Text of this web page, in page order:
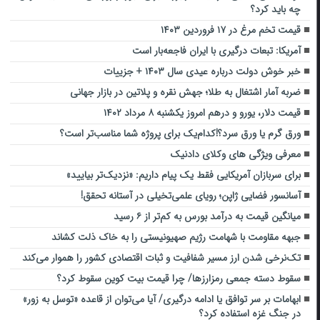
چه باید کرد؟
قیمت تخم مرغ در ۱۷ فروردین ۱۴۰۳
آمریکا: تبعات درگیری با ایران فاجعه‌بار است
خبر خوش دولت درباره عیدی سال ۱۴۰۳ + جزییات
ضربه آمار اشتغال به طلا؛ جهش نقره و پلاتین در بازار جهانی
قیمت دلار، یورو و درهم امروز یکشنبه ۸ مرداد ۱۴۰۲
ورق گرم یا ورق سرد؟!کدام‌یک برای پروژه شما مناسب‌تر است؟
معرفی ویژگی های وکلای دادنیک
برای سربازان آمریکایی فقط یک پیام داریم: ‏«نزدیک‌تر بیایید»
آسانسور فضایی ژاپن؛ رویای علمی‌تخیلی در آستانه تحقق!
میانگین قیمت به درآمد بورس به کم‌تر از ۶ رسید
جبهه مقاومت با شهامت رژیم صهیونیستی را به خاک ذلت کشاند
تک‌نرخی شدن ارز مسیر شفافیت و ثبات اقتصادی کشور را هموار می‌کند
سقوط دسته جمعی رمزارزها/ چرا قیمت بیت کوین سقوط کرد؟
ابهامات بر سر توافق یا ادامه درگیری/ آیا می‌توان از قاعده «توسل به زور»
در جنگ غزه استفاده کرد؟